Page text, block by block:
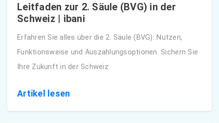
Leitfaden zur 2. Säule (BVG) in der
Schweiz | ibani
Erfahren Sie alles über die 2. Säule (BVG): Nutzen,
Funktionsweise und Auszahlungsoptionen. Sichern Sie
Ihre Zukunft in der Schweiz.
Artikel lesen